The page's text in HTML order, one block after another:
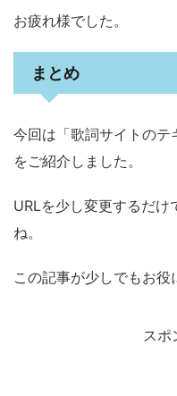
お疲れ様でした。
まとめ
今回は「歌詞サイトのテ
をご紹介しました。
URLを少し変更するだけ
ね。
この記事が少しでもお役
スポ